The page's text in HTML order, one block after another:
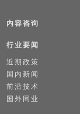
内容咨询
行业要闻
近期政策
国内新闻
前沿技术
国外同业